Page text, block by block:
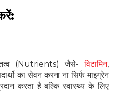
(Nutrients) जैसे-विटामिन,
का सेवन करना ना सिर्फ माइग्रेन
करता है बल्कि स्वास्थ्य के लिए